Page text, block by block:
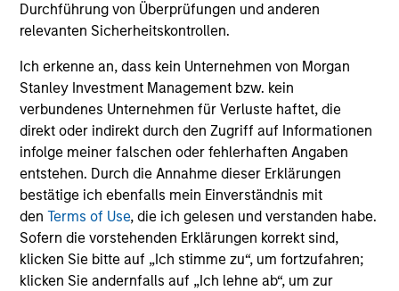
Durchführung von Überprüfungen und anderen
relevanten Sicherheitskontrollen.
Ich erkenne an, dass kein Unternehmen von Morgan
Stanley Investment Management bzw. kein
verbundenes Unternehmen für Verluste haftet, die
direkt oder indirekt durch den Zugriff auf Informationen
infolge meiner falschen oder fehlerhaften Angaben
entstehen. Durch die Annahme dieser Erklärungen
bestätige ich ebenfalls mein Einverständnis mit
denTerms of Use, die ich gelesen und verstanden habe.
Sofern die vorstehenden Erklärungen korrekt sind,
klicken Sie bitte auf „Ich stimme zu“, um fortzufahren;
klicken Sie andernfalls auf „Ich lehne ab“, um zur
Lösungen & Multi-Asset
Persönlich abgestimmte Strategien, die
Kunden mehr Kontrolle über ihre
Investitionen und Steuern verleihen